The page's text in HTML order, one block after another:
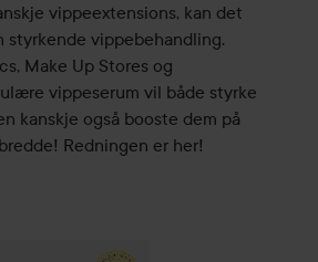
vippeextensions, kan det
vippebehandling.
Make Up Stores og
vippeserum vil både styrke
kanskje også booste dem på
Redningen er her!
Grande Cosmetics